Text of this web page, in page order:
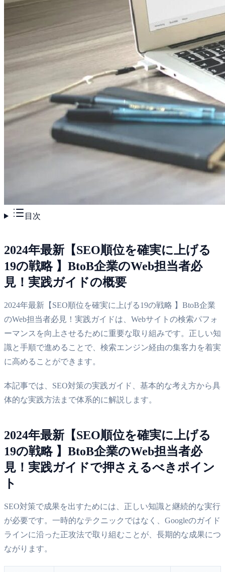
目次
2024年最新【SEO順位を確実に上げる
19の戦略 】BtoB企業のWeb担当者必
見！実践ガイドの概要
2024年最新【SEO順位を確実に上げる19の戦略 】BtoB企業
のWeb担当者必見！実践ガイドは、Webサイトの検索パフォ
ーマンスを向上させるために重要な取り組みです。正しい知
識と手順で進めることで、検索エンジン経由の集客力を着実
に高めることができます。
本記事では、SEO対策の実践ガイド、基本的な考え方から具
体的な実践方法まで体系的に解説します。
2024年最新【SEO順位を確実に上げる
19の戦略 】BtoB企業のWeb担当者必
見！実践ガイドで押さえるべきポイン
ト
SEO対策で成果を出すためには、正しい知識と継続的な実行
が必要です。一時的なテクニックではなく、Googleのガイド
ラインに沿った正攻法で取り組むことが、長期的な成果につ
ながります。